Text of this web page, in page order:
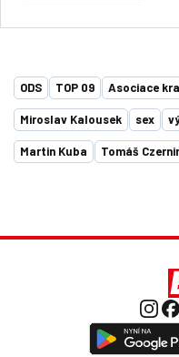
ODS TOP 09 Asociace
Miroslav Kalousek sex
Martin Kuba Tomáš